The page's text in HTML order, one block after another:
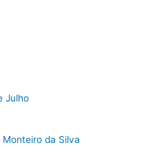
Julho
Monteiro da Silva